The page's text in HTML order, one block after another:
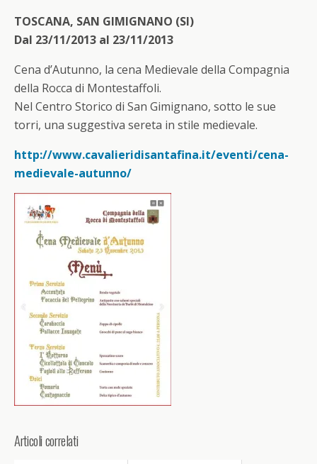
TOSCANA, SAN GIMIGNANO (SI)
Dal 23/11/2013 al 23/11/2013
Cena d’Autunno, la cena Medievale della Compagnia
della Rocca di Montestaffoli.
Nel Centro Storico di San Gimignano, sotto le sue
torri, una suggestiva sereta in stile medievale.
http://www.cavalieridisantafina.it/eventi/cena-
medievale-autunno/
Articoli correlati